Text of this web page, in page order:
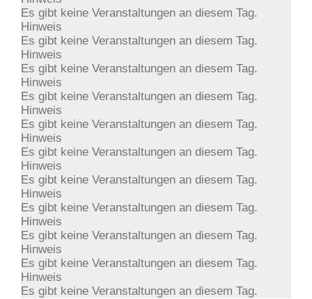
Es gibt keine Veranstaltungen an diesem Tag.
Hinweis
Es gibt keine Veranstaltungen an diesem Tag.
Hinweis
Es gibt keine Veranstaltungen an diesem Tag.
Hinweis
Es gibt keine Veranstaltungen an diesem Tag.
Hinweis
Es gibt keine Veranstaltungen an diesem Tag.
Hinweis
Es gibt keine Veranstaltungen an diesem Tag.
Hinweis
Es gibt keine Veranstaltungen an diesem Tag.
Hinweis
Es gibt keine Veranstaltungen an diesem Tag.
Hinweis
Es gibt keine Veranstaltungen an diesem Tag.
Hinweis
Es gibt keine Veranstaltungen an diesem Tag.
Hinweis
Es gibt keine Veranstaltungen an diesem Tag.